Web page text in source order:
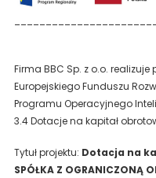
Firma BBC Sp. z o.o.
Europejskiego Funduszu
Programu Operacyjnego
3.4 Dotacje na kapitał
Tytuł projektu: Dotacja na
SPÓŁKA Z OGRANICZONĄ